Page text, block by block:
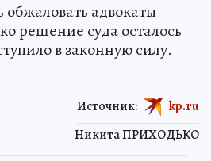
адвокаты
решение суда осталось
в законную силу.
Никита ПРИХОДЬКО
Источник: kp.ru